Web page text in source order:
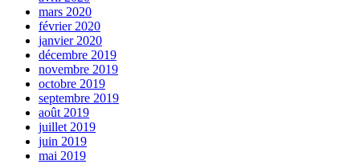
mars 2020
février 2020
janvier 2020
décembre 2019
novembre 2019
octobre 2019
septembre 2019
août 2019
juillet 2019
juin 2019
mai 2019